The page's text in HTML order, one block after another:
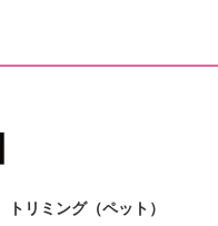
トリミング（ペット）